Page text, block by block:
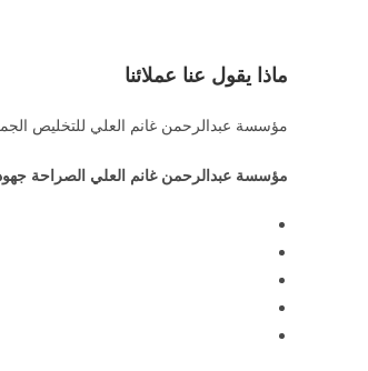
ماذا يقول عنا عملائنا
مؤسسة عبدالرحمن غانم العلي للتخليص
مؤسسة عبدالرحمن غانم العلي الصراحة